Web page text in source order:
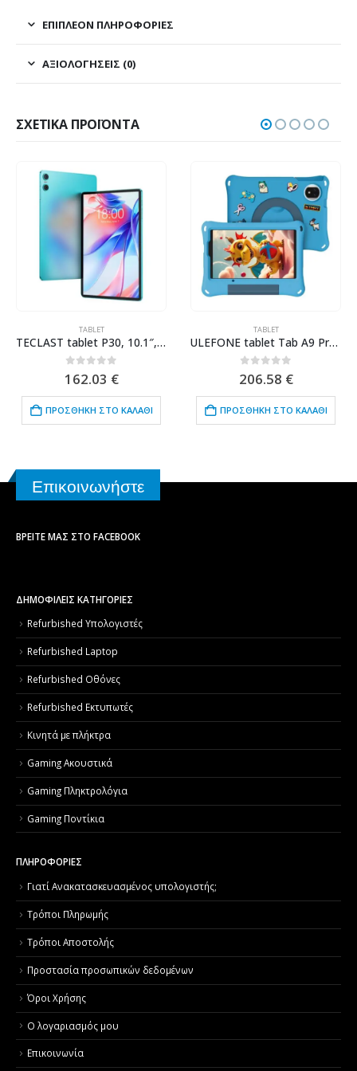
ΕΠΙΠΛΈΟΝ ΠΛΗΡΟΦΟΡΊΕΣ
ΑΞΙΟΛΟΓΉΣΕΙΣ (0)
ΣΧΕΤΙΚΆ ΠΡΟΪΌΝΤΑ
TABLET
TECLAST tablet P30, 10.1″, 4/128B, Android 14, 6000mAh, μπλε
0 out of 5
162.03 €
ΠΡΟΣΘΉΚΗ ΣΤΟ ΚΑΛΆΘΙ
TABLET
ULEFONE tablet Tab A9 Pro Kids, 8.68″, 4/128GB, 4G, Android 15, 5040mAh, μπλε
0 out of 5
206.58 €
ΠΡΟΣΘΉΚΗ ΣΤΟ ΚΑΛΆΘΙ
Επικοινωνήστε
ΒΡΕΊΤΕ ΜΑΣ ΣΤΟ FACEBOOK
ΔΗΜΟΦΙΛΕΙΣ ΚΑΤΗΓΟΡΙΕΣ
Refurbished Υπολογιστές
Refurbished Laptop
Refurbished Οθόνες
Refurbished Εκτυπωτές
Κινητά με πλήκτρα
Gaming Ακουστικά
Gaming Πληκτρολόγια
Gaming Ποντίκια
ΠΛΗΡΟΦΟΡΙΕΣ
Γιατί Aνακατασκευασμένος υπολογιστής;
Τρόποι Πληρωμής
Τρόποι Αποστολής
Προστασία προσωπικών δεδομένων
Όροι Χρήσης
Ο λογαριασμός μου
Επικοινωνία